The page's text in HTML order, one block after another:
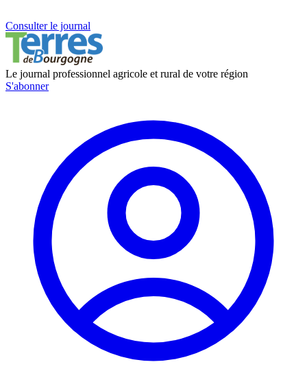
Consulter le journal
Le journal professionnel agricole et rural de votre région
S'abonner